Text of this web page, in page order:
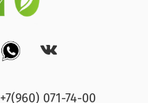
+7(960) 071-74-00